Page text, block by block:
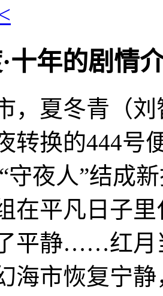
年的剧情介
夏冬青（刘
转换的444号
守夜人”结成
在平凡日子
平静……红月
海市恢复宁